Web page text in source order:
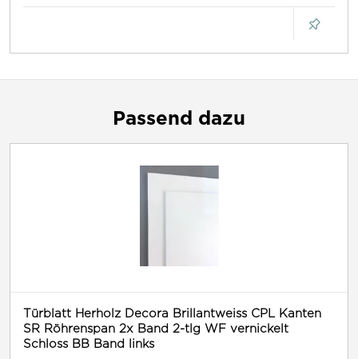
Passend dazu
Türblatt Herholz Decora Brillantweiss CPL Kanten
SR Röhrenspan 2x Band 2-tlg WF vernickelt
Schloss BB Band links